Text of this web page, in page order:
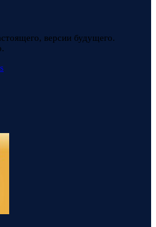
версии будущего.